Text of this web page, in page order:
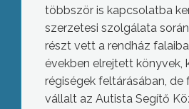
többször is kapcsolatba
szerzetesi szolgálata
részt vett a rendház
években elrejtett könyvek,
régiségek feltárásában,
vállalt az Autista Segítő